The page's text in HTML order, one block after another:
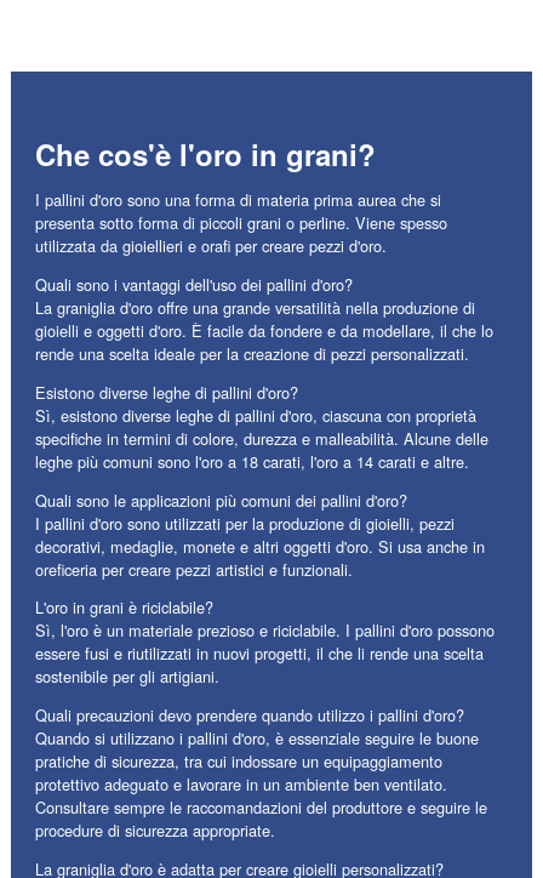
Che cos'è l'oro in grani?
I pallini d'oro sono una forma di materia prima aurea che si
presenta sotto forma di piccoli grani o perline. Viene spesso
utilizzata da gioiellieri e orafi per creare pezzi d'oro.
Quali sono i vantaggi dell'uso dei pallini d'oro?
La graniglia d'oro offre una grande versatilità nella produzione di
gioielli e oggetti d'oro. È facile da fondere e da modellare, il che lo
rende una scelta ideale per la creazione di pezzi personalizzati.
Esistono diverse leghe di pallini d'oro?
Sì, esistono diverse leghe di pallini d'oro, ciascuna con proprietà
specifiche in termini di colore, durezza e malleabilità. Alcune delle
leghe più comuni sono l'oro a 18 carati, l'oro a 14 carati e altre.
Quali sono le applicazioni più comuni dei pallini d'oro?
I pallini d'oro sono utilizzati per la produzione di gioielli, pezzi
decorativi, medaglie, monete e altri oggetti d'oro. Si usa anche in
oreficeria per creare pezzi artistici e funzionali.
L'oro in grani è riciclabile?
Sì, l'oro è un materiale prezioso e riciclabile. I pallini d'oro possono
essere fusi e riutilizzati in nuovi progetti, il che li rende una scelta
sostenibile per gli artigiani.
Quali precauzioni devo prendere quando utilizzo i pallini d'oro?
Quando si utilizzano i pallini d'oro, è essenziale seguire le buone
pratiche di sicurezza, tra cui indossare un equipaggiamento
protettivo adeguato e lavorare in un ambiente ben ventilato.
Consultare sempre le raccomandazioni del produttore e seguire le
procedure di sicurezza appropriate.
La graniglia d'oro è adatta per creare gioielli personalizzati?